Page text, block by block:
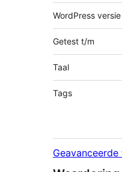
WordPress versie
Getest t/m
Taal
Tags